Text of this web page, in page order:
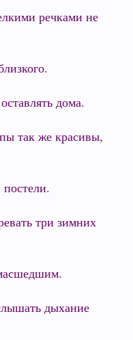
речками не
дома.
так же красивы,
три зимних
дыхание